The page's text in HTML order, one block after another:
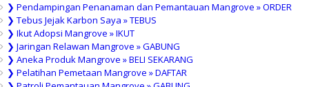
❯ Pendampingan Penanaman dan Pemantauan Mangrove » ORDER
❯ Tebus Jejak Karbon Saya » TEBUS
❯ Ikut Adopsi Mangrove » IKUT
❯ Jaringan Relawan Mangrove » GABUNG
❯ Aneka Produk Mangrove » BELI SEKARANG
❯ Pelatihan Pemetaan Mangrove » DAFTAR